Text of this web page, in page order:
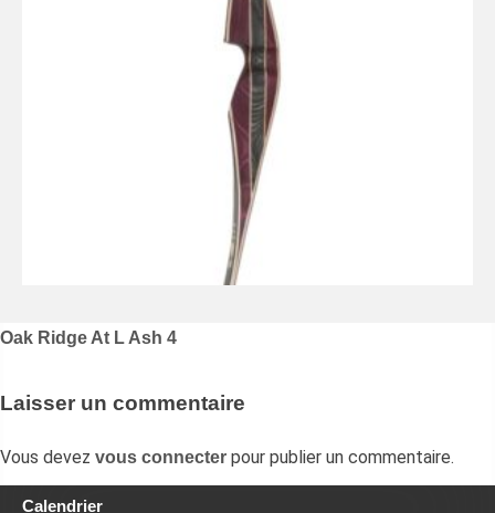
Navigation
l’article
Oak Ridge At L Ash 4
Laisser un commentaire
Vous devez vous connecter pour publier un commentaire.
Calendrier